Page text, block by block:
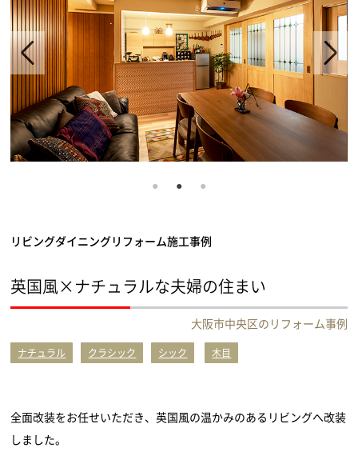
リビングダイニングリフォーム施工事例
英国風×ナチュラルな夫婦の住まい
大阪市中央区のリフォーム事例
ナチュラル クラシック シック 木目
全面改装をお任せいただき、英国風の温かみのあるリビングへ改装
しました。